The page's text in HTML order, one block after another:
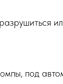
под